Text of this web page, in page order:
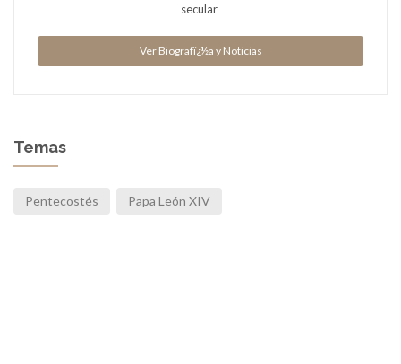
secular
Ver Biografï¿½a y Noticias
Temas
Pentecostés Papa León XIV